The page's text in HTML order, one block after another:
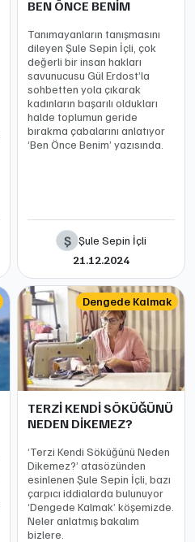
BEN ÖNCE BENİM
Tanımayanların tanışmasını
dileyen Şule Sepin İçli, çok
değerli bir insan hakları
savunucusu Gül Erdost’la
sohbetten yola çıkarak
kadınların başarılı oldukları
halde toplumun geride
bırakma çabalarını anlatıyor
‘Ben Önce Benim’ yazısında.
Ş Şule Sepin İçli
21.12.2024
Dengede Kalmak
TERZİ KENDİ SÖKÜĞÜNÜ
NEDEN DİKEMEZ?
‘Terzi Kendi Söküğünü Neden
Dikemez?’ atasözünden
esinlenen Şule Sepin İçli, bazı
çarpıcı iddialarda bulunuyor
‘Dengede Kalmak’ köşemizde.
Neler anlatmış bakalım
bizlere.